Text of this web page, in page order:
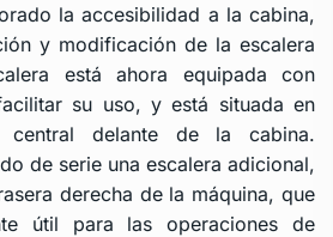
la accesibilidad a la cabina,
y modificación de la escalera
está ahora equipada con
su uso, y está situada en
central delante de la cabina.
de serie una escalera adicional,
derecha de la máquina, que
útil para las operaciones de